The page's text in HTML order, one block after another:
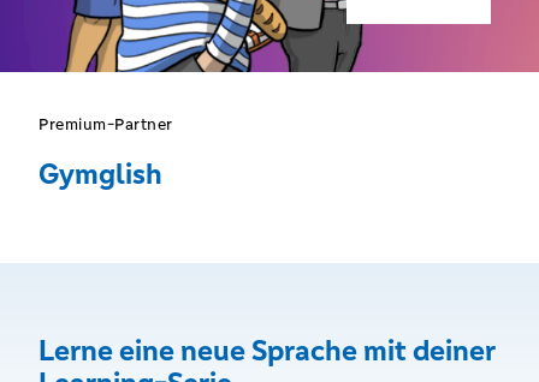
Premium-Partner
Gymglish
Lerne eine neue Sprache mit deiner